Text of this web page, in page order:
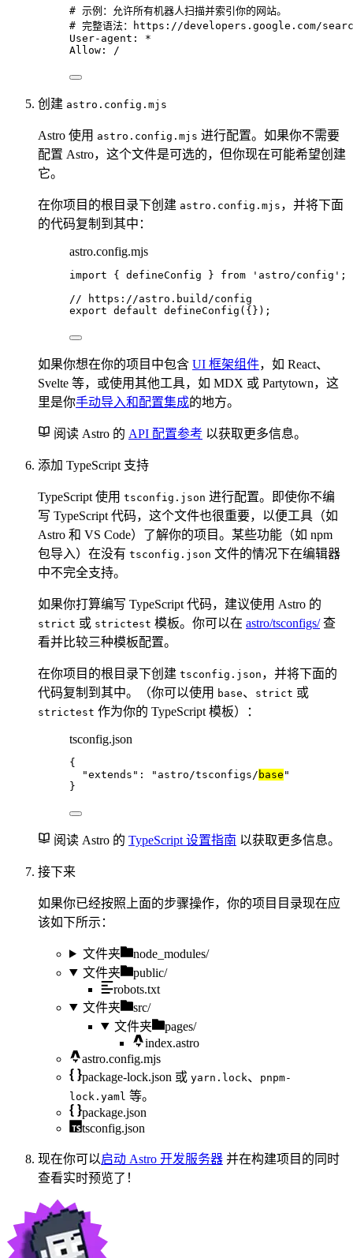
# 示例：允许所有机器人扫描并索引你的网站。
# 完整语法：https://developers.google.com/
User-agent: *
Allow: /
创建 astro.config.mjs
Astro 使用 astro.config.mjs 进行配置。如果你不需要
配置 Astro，这个文件是可选的，但你现在可能希望创建
它。
在你项目的根目录下创建 astro.config.mjs ，并将下面
的代码复制到其中：
astro.config.mjs
import { defineConfig } from ' astro/config ' ;
// https://astro.build/config
export default defineConfig ({});
如果你想在你的项目中包含 UI 框架组件，如 React、
Svelte 等，或使用其他工具，如 MDX 或 Partytown，这
里是你手动导入和配置集成的地方。
阅读 Astro 的 API 配置参考 以获取更多信息。
添加 TypeScript 支持
TypeScript 使用 tsconfig.json 进行配置。即使你不编
写 TypeScript 代码，这个文件也很重要，以便工具（如
Astro 和 VS Code）了解你的项目。某些功能（如 npm
包导入）在没有 tsconfig.json 文件的情况下在编辑器
中不完全支持。
如果你打算编写 TypeScript 代码，建议使用 Astro 的
strict 或 strictest 模板。你可以在 astro/tsconfigs/查
看并比较三种模板配置。
在你项目的根目录下创建 tsconfig.json ，并将下面的
代码复制到其中。（你可以使用 base、 strict 或
strictest 作为你的 TypeScript 模板）：
tsconfig.json
{
"extends" : " astro/tsconfigs/ base "
}
阅读 Astro 的 TypeScript 设置指南 以获取更多信息。
接下来
如果你已经按照上面的步骤操作，你的项目目录现在应
该如下所示：
文件夹
node_modules/
文件夹
public/
robots.txt
文件夹
src/
文件夹
pages/
index.astro
astro.config.mjs
package-lock.json 或 yarn.lock、
pnpm-
lock.yaml 等。
package.json
tsconfig.json
现在你可以启动 Astro 开发服务器 并在构建项目的同时
查看实时预览了！